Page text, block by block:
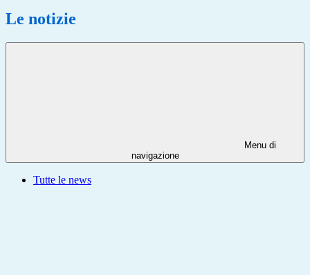
Le notizie
Menu di
navigazione
Tutte le news